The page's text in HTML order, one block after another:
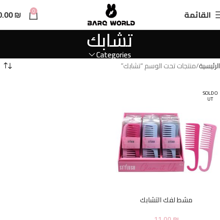
القائمة 0
₪
تشابك
Categories
الرئيسية منتجات تحت الوسم “تشابك”
SOLD O
UT
مشط لفك التشابك